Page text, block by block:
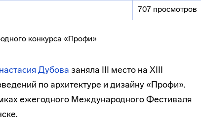
707 просмотров
Дубова заняла III место на XIII
по архитектуре и дизайну «Профи».
ежегодного Международного Фестиваля